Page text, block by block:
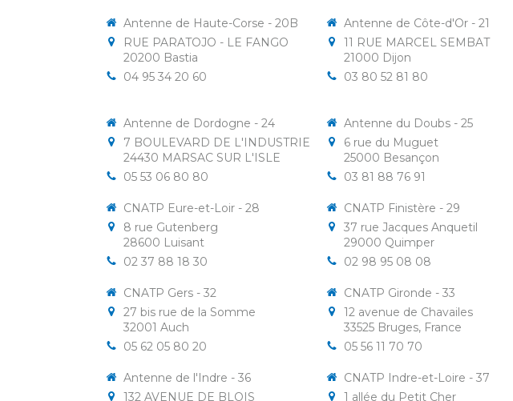
Antenne de Haute-Corse - 20B
RUE PARATOJO - LE FANGO
20200 Bastia
04 95 34 20 60
Antenne de Côte-d'Or - 21
11 RUE MARCEL SEMBAT
21000 Dijon
03 80 52 81 80
Antenne de Dordogne - 24
7 BOULEVARD DE L'INDUSTRIE
24430 MARSAC SUR L'ISLE
05 53 06 80 80
Antenne du Doubs - 25
6 rue du Muguet
25000 Besançon
03 81 88 76 91
CNATP Eure-et-Loir - 28
8 rue Gutenberg
28600 Luisant
02 37 88 18 30
CNATP Finistère - 29
37 rue Jacques Anquetil
29000 Quimper
02 98 95 08 08
CNATP Gers - 32
27 bis rue de la Somme
32001 Auch
05 62 05 80 20
CNATP Gironde - 33
12 avenue de Chavailes
33525 Bruges, France
05 56 11 70 70
Antenne de l'Indre - 36
132 AVENUE DE BLOIS
CNATP Indre-et-Loire - 37
1 allée du Petit Cher